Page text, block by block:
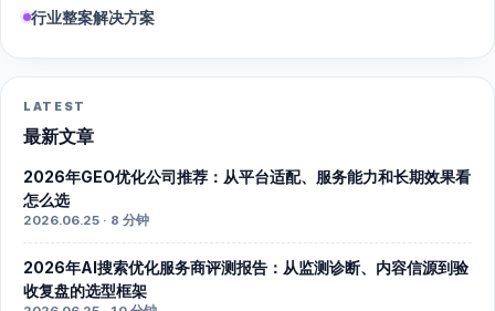
行业整案解决方案
LATEST
最新文章
2026年GEO优化公司推荐：从平台适配、服务能力和长期效果看
怎么选
2026.06.25 · 8 分钟
2026年AI搜索优化服务商评测报告：从监测诊断、内容信源到验
收复盘的选型框架